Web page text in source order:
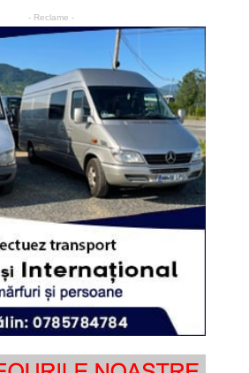
- Reclame -